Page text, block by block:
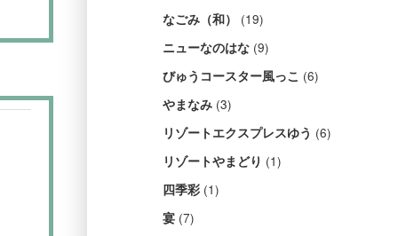
なごみ（和） (19)
ニューなのはな (9)
びゅうコースター風っこ (6)
やまなみ (3)
リゾートエクスプレスゆう (6)
リゾートやまどり (1)
四季彩 (1)
宴 (7)